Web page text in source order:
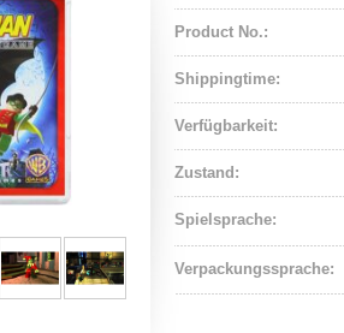
Product No.:
Shippingtime:
Verfügbarkeit:
Zustand:
Spielsprache:
Verpackungssprache: